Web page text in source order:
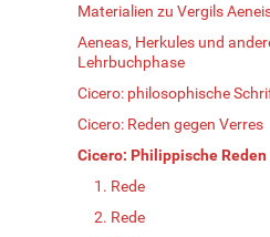
Materialien zu Vergils
Aeneas, Herkules und
Lehrbuchphase
Cicero: philosophische
Cicero: Reden gegen Verres
Cicero: Philippische Reden
1. Rede
2. Rede